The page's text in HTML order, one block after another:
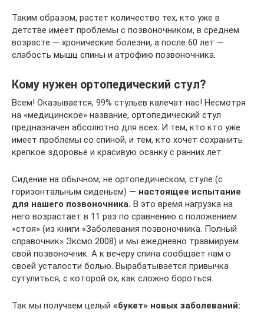
Таким образом, растет количество тех, кто уже в
детстве имеет проблемы с позвоночником, в среднем
возрасте — хронические болезни, а после 60 лет —
слабость мышц спины и атрофию позвоночника.
Кому нужен ортопедический стул?
Всем! Оказывается, 99% стульев калечат нас! Несмотря
на «медицинское» название, ортопедический стул
предназначен абсолютно для всех. И тем, кто кто уже
имеет проблемы со спиной, и тем, кто хочет сохранить
крепкое здоровье и красивую осанку с ранних лет.
Сидение на обычном, не ортопедическом, стуле (с
горизонтальным сиденьем) — настоящее испытание
для нашего позвоночника. В это время нагрузка на
него возрастает в 11 раз по сравнению с положением
«стоя» (из книги «Заболевания позвоночника. Полный
справочник» Эксмо 2008) и мы ежедневно травмируем
свой позвоночник. А к вечеру спина сообщает нам о
своей усталости болью. Вырабатывается привычка
сутулиться, с которой ох, как сложно бороться.
Так мы получаем целый «букет» новых заболеваний: